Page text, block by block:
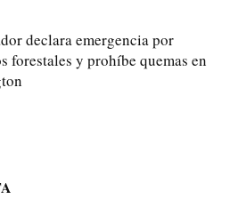
declara emergencia por
forestales y prohíbe quemas en